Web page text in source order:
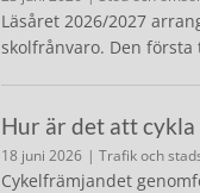
Läsåret 2026/2027
skolfrånvaro. Den
Hur är det att cykla
18 juni 2026 | Trafik och
Cykelfrämjandet